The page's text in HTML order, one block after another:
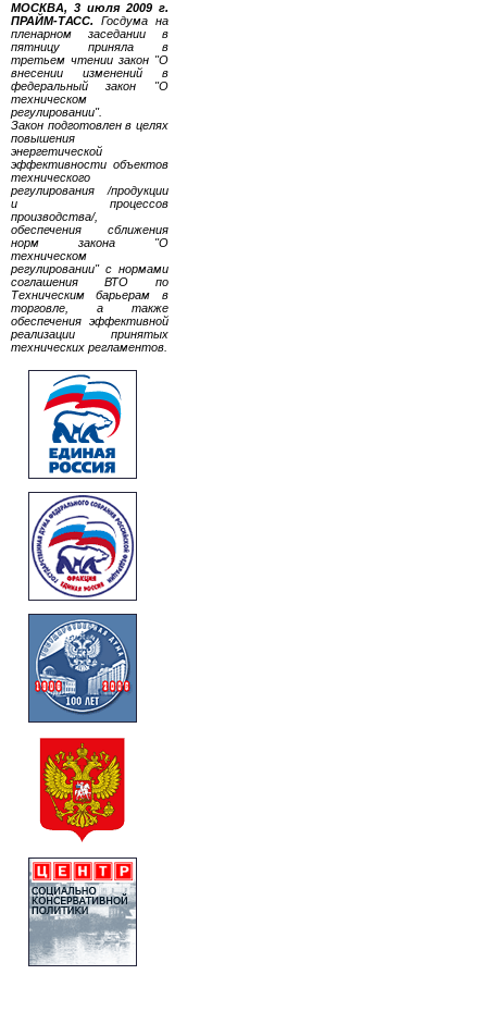
МОСКВА, 3 июля 2009 г.
ПРАЙМ-ТАСС. Госдума на
пленарном заседании в
пятницу приняла в
третьем чтении закон "О
внесении изменений в
федеральный закон "О
техническом
регулировании".
Закон подготовлен в целях
повышения
энергетической
эффективности объектов
технического
регулирования /продукции
и процессов
производства/,
обеспечения сближения
норм закона "О
техническом
регулировании" с нормами
соглашения ВТО по
Техническим барьерам в
торговле, а также
обеспечения эффективной
реализации принятых
технических регламентов.